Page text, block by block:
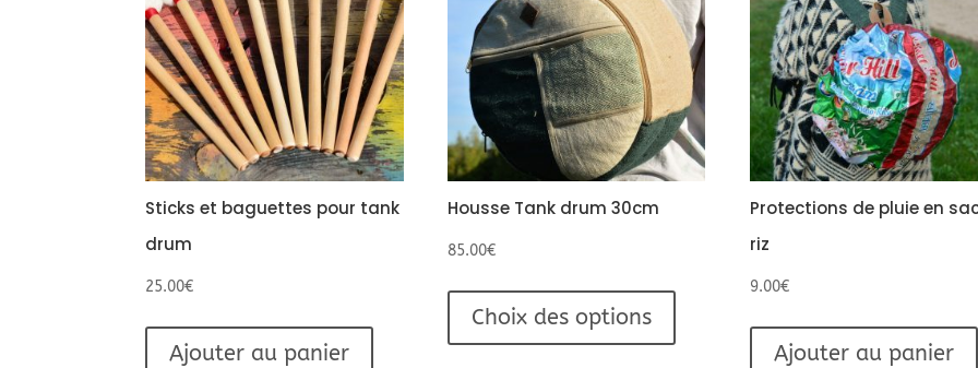
Sticks et baguettes pour tank
drum
25.00€
Ajouter au panier
Housse Tank drum 30cm
85.00€
Choix des options
a
Protections de pluie en
riz
9.00€
Ajouter au panier